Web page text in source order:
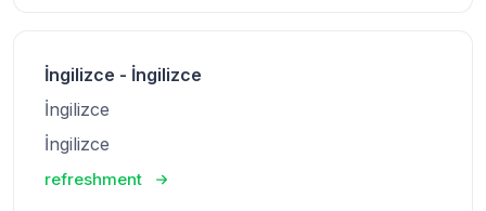
İngilizce - İngilizce
İngilizce
İngilizce
refreshment